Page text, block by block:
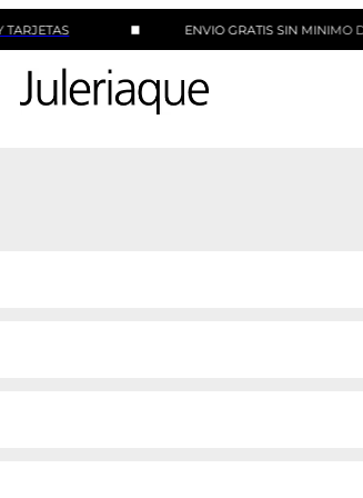
ENVIO GRATIS SIN MINIMO DE COMPRA